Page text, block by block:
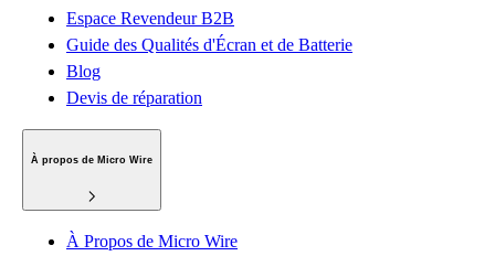
Espace Revendeur B2B
Guide des Qualités d'Écran et de Batterie
Blog
Devis de réparation
À propos de Micro Wire
À Propos de Micro Wire